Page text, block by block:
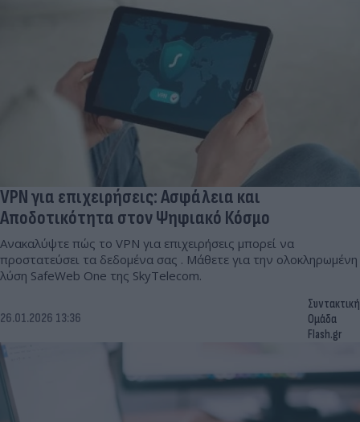
VPN για επιχειρήσεις: Ασφάλεια και
Αποδοτικότητα στον Ψηφιακό Κόσμο
Ανακαλύψτε πώς το VPN για επιχειρήσεις μπορεί να
προστατεύσει τα δεδομένα σας . Μάθετε για την ολοκληρωμένη
λύση SafeWeb One της SkyTelecom.
26.01.2026 13:36
Συντακτική
Ομάδα
Flash.gr